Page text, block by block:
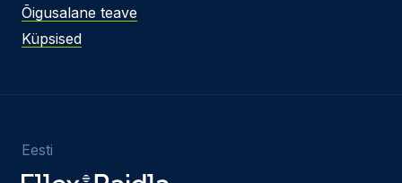
Õigusalane teave
Küpsised
Eesti